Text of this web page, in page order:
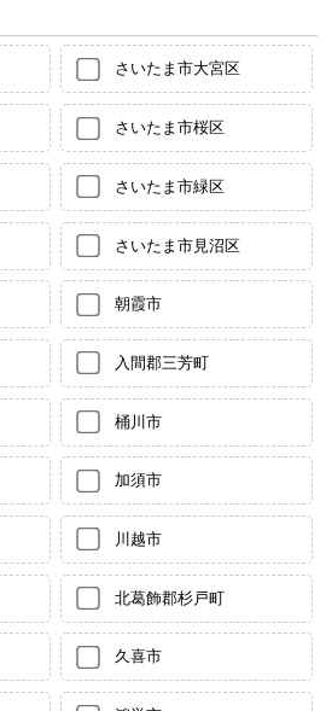
さいたま市大宮区
さいたま市桜区
さいたま市緑区
さいたま市見沼区
朝霞市
入間郡三芳町
桶川市
加須市
川越市
北葛飾郡杉戸町
久喜市